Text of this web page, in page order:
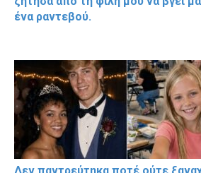
ένα ραντεβού.